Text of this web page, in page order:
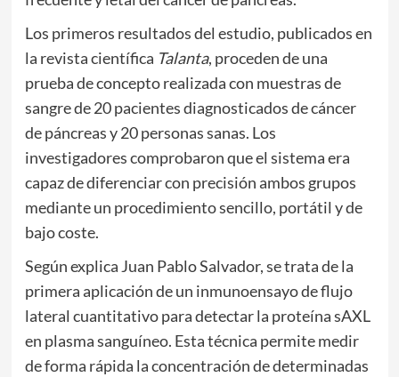
Los primeros resultados del estudio, publicados en
la revista científica Talanta, proceden de una
prueba de concepto realizada con muestras de
sangre de 20 pacientes diagnosticados de cáncer
de páncreas y 20 personas sanas. Los
investigadores comprobaron que el sistema era
capaz de diferenciar con precisión ambos grupos
mediante un procedimiento sencillo, portátil y de
bajo coste.
Según explicaJuan Pablo Salvador, se trata de la
primera aplicación de un inmunoensayo de flujo
lateral cuantitativo para detectar la proteína sAXL
en plasma sanguíneo. Esta técnica permite medir
de forma rápida la concentración de determinadas